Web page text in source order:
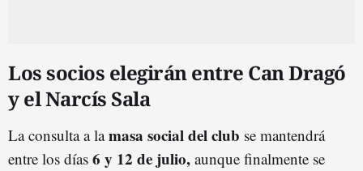
Los socios elegirán entre Can Dragó
y el Narcís Sala
La consulta a lamasa social del club se mantendrá
entre los días 6 y 12 de julio, aunque finalmente se